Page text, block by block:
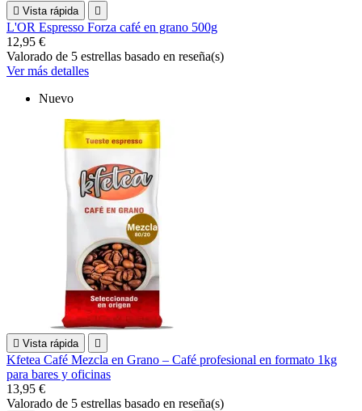
 Vista rápida 
L'OR Espresso Forza café en grano 500g
12,95 €
Valorado de 5 estrellas basado en reseña(s)
Ver más detalles
Nuevo
 Vista rápida 
Kfetea Café Mezcla en Grano – Café profesional en formato 1kg
para bares y oficinas
13,95 €
Valorado de 5 estrellas basado en reseña(s)